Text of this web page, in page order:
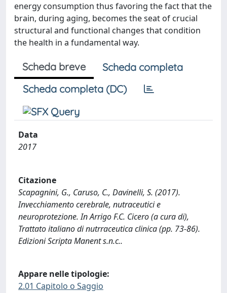
energy consumption thus favoring the fact that the
brain, during aging, becomes the seat of crucial
structural and functional changes that condition
the health in a fundamental way.
Scheda breve
Scheda completa
Scheda completa (DC)
Data
2017
Citazione
Scapagnini, G., Caruso, C., Davinelli, S. (2017).
Invecchiamento cerebrale, nutraceutici e
neuroprotezione. In Arrigo F.C. Cicero (a cura di),
Trattato italiano di nutrraceutica clinica (pp. 73-86).
Edizioni Scripta Manent s.n.c..
Appare nelle tipologie:
2.01 Capitolo o Saggio